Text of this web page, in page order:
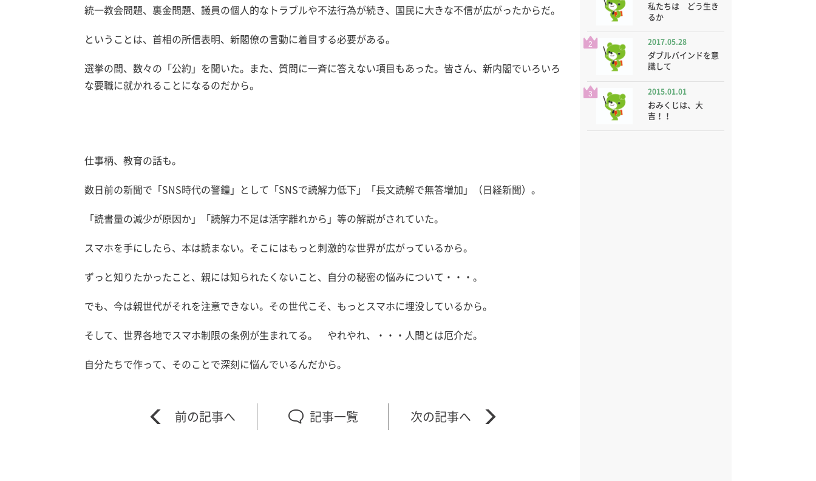
統一教会問題、裏金問題、議員の個人的なトラブルや不法行為が続き、国民に大きな不信が広がったからだ。
ということは、首相の所信表明、新閣僚の言動に着目する必要がある。
選挙の間、数々の「公約」を聞いた。また、質問に一斉に答えない項目もあった。皆さん、新内閣でいろいろ
な要職に就かれることになるのだから。
仕事柄、教育の話も。
数日前の新聞で「SNS時代の警鐘」として「SNSで読解力低下」「長文読解で無答増加」（日経新聞）。
「読書量の減少が原因か」「読解力不足は活字離れから」等の解説がされていた。
スマホを手にしたら、本は読まない。そこにはもっと刺激的な世界が広がっているから。
ずっと知りたかったこと、親には知られたくないこと、自分の秘密の悩みについて・・・。
でも、今は親世代がそれを注意できない。その世代こそ、もっとスマホに埋没しているから。
そして、世界各地でスマホ制限の条例が生まれてる。 やれやれ、・・・人間とは厄介だ。
自分たちで作って、そのことで深刻に悩んでいるんだから。
記事一覧
私たちは どう生き
るか
2 2017.05.28
ダブルバインドを意
識して
3 2015.01.01
おみくじは、大
吉！！